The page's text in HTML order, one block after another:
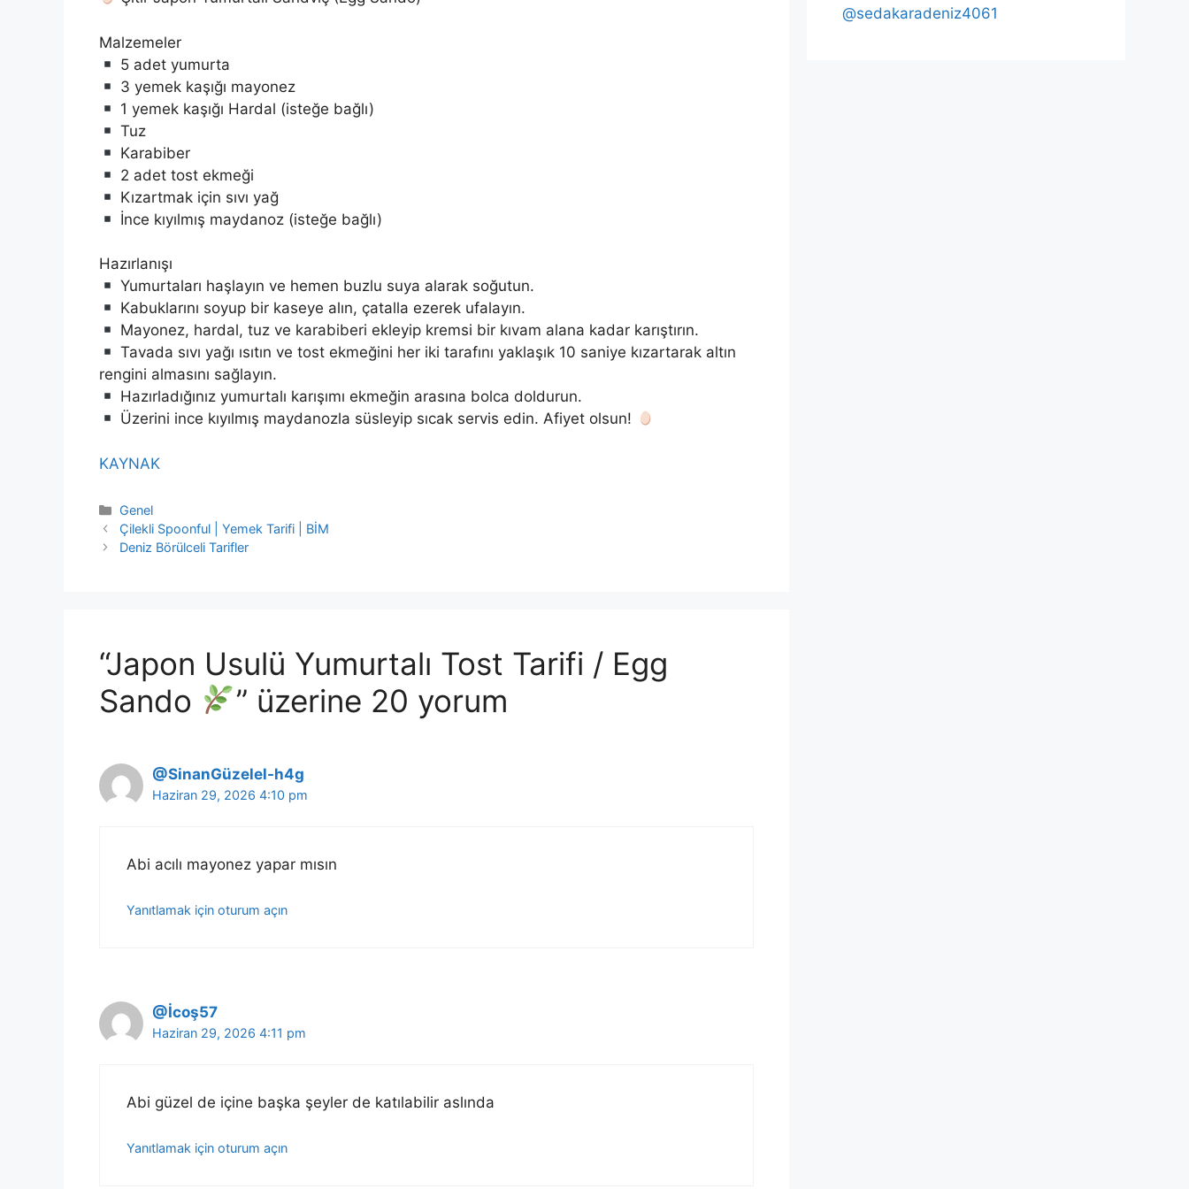
Malzemeler
5 adet yumurta
3 yemek kaşığı mayonez
1 yemek kaşığı Hardal (isteğe bağlı)
Tuz
Karabiber
2 adet tost ekmeği
Kızartmak için sıvı yağ
İnce kıyılmış maydanoz (isteğe bağlı)
Hazırlanışı
Yumurtaları haşlayın ve hemen buzlu suya alarak soğutun.
Kabuklarını soyup bir kaseye alın, çatalla ezerek ufalayın.
Mayonez, hardal, tuz ve karabiberi ekleyip kremsi bir kıvam alana kadar karıştırın.
Tavada sıvı yağı ısıtın ve tost ekmeğini her iki tarafını yaklaşık 10 saniye kızartarak altın
rengini almasını sağlayın.
Hazırladığınız yumurtalı karışımı ekmeğin arasına bolca doldurun.
Üzerini ince kıyılmış maydanozla süsleyip sıcak servis edin. Afiyet olsun!
KAYNAK
Kategoriler
Genel
Çilekli Spoonful | Yemek Tarifi | BİM
Deniz Börülceli Tarifler
“Japon Usulü Yumurtalı Tost Tarifi / Egg
Sando
” üzerine 20 yorum
@SinanGüzelel-h4g
Haziran 29, 2026 4:10 pm
Abi acılı mayonez yapar mısın
Yanıtlamak için oturum açın
@İcoş57
Haziran 29, 2026 4:11 pm
Abi güzel de içine başka şeyler de katılabilir aslında
Yanıtlamak için oturum açın
@sedakaradeniz4061